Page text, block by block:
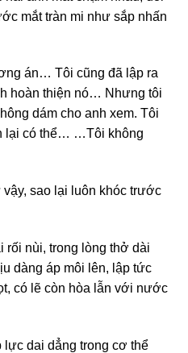
mắt tràn mi như sắp nhấn
án… Tôi cũng đã lập ra
hoàn thiện nó… Nhưng tôi
dám cho anh xem. Tôi
lại có thể… …Tôi không
sao lại luôn khóc trước
rối nùi, trong lòng thở dài
dàng áp môi lên, lập tức
có lẽ còn hòa lẫn với nước
lực dai dẳng trong cơ thể